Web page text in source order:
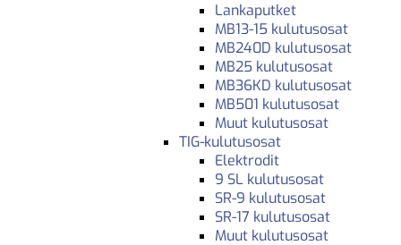
Lankaputket
MB13-15 kulutusosat
MB240D kulutusosat
MB25 kulutusosat
MB36KD kulutusosat
MB501 kulutusosat
Muut kulutusosat
TIG-kulutusosat
Elektrodit
9 SL kulutusosat
SR-9 kulutusosat
SR-17 kulutusosat
Muut kulutusosat